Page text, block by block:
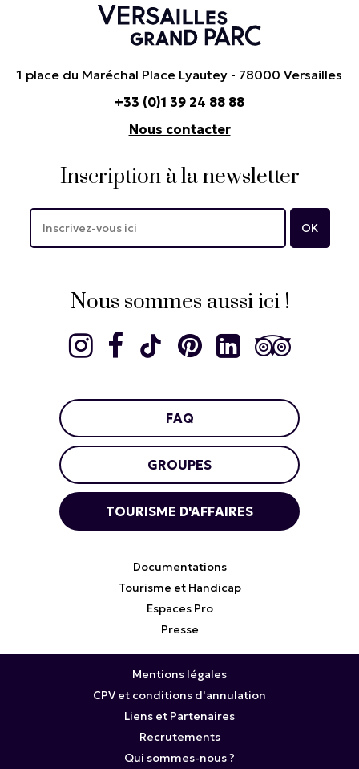
1 place du Maréchal Place Lyautey - 78000 Versailles
+33 (0)1 39 24 88 88
Nous contacter
Inscription à la newsletter
Nous sommes aussi ici !
FAQ
GROUPES
TOURISME D'AFFAIRES
Documentations
Tourisme et Handicap
Espaces Pro
Presse
Mentions légales
CPV et conditions d'annulation
Liens et Partenaires
Recrutements
Qui sommes-nous ?